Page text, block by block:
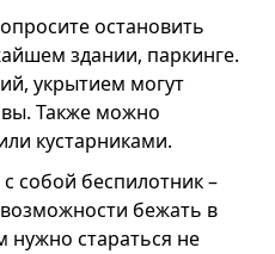
остановить
здании, паркинге.
укрытием могут
Также можно
кустарниками.
собой беспилотник –
бежать в
нужно стараться не